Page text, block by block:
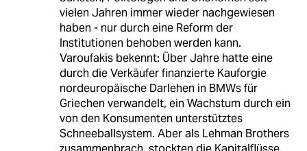
vielen Jahren immer wieder nachgewiesen
haben - nur durch eine Reform der
Institutionen behoben werden kann.
Varoufakis bekennt: Über Jahre hatte eine
durch die Verkäufer finanzierte Kauforgie
nordeuropäische Darlehen in BMWs für
Griechen verwandelt, ein Wachstum durch ein
von den Konsumenten unterstütztes
Schneeballsystem. Aber als Lehman Brothers